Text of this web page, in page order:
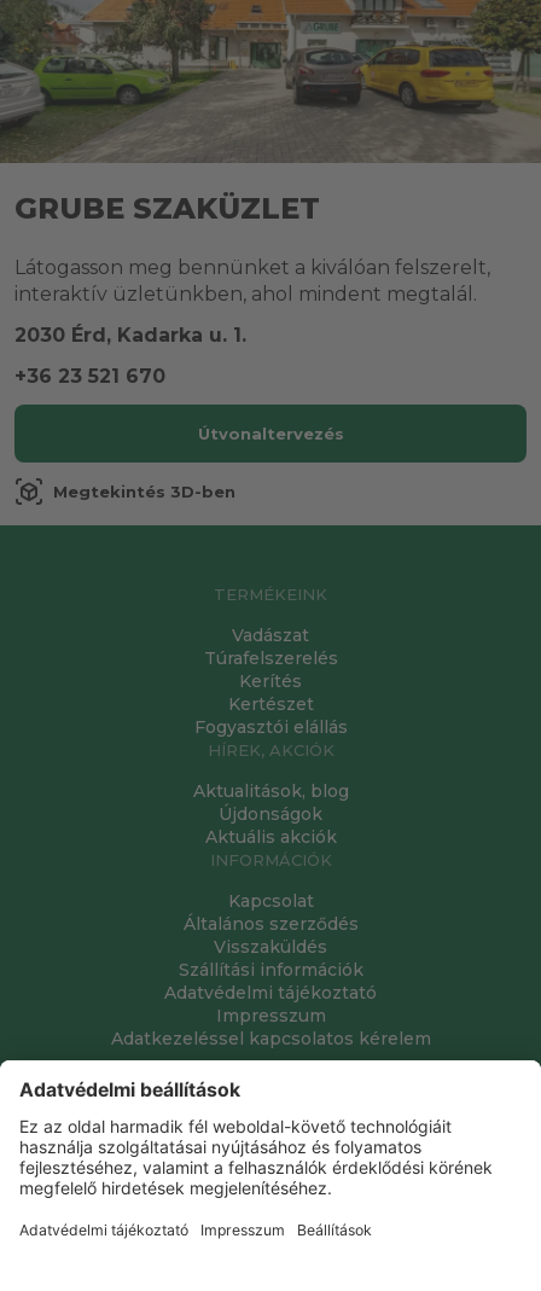
GRUBE SZAKÜZLET
Látogasson meg bennünket a kiválóan felszerelt,
interaktív üzletünkben, ahol mindent megtalál.
2030 Érd, Kadarka u. 1.
+36 23 521 670
Útvonaltervezés
view_in_ar Megtekintés 3D-ben
TERMÉKEINK
Vadászat
Túrafelszerelés
Kerítés
Kertészet
Fogyasztói elállás
HÍREK, AKCIÓK
Aktualitások, blog
Újdonságok
Aktuális akciók
INFORMÁCIÓK
Kapcsolat
Általános szerződés
Visszaküldés
Szállítási információk
Adatvédelmi tájékoztató
Impresszum
Adatkezeléssel kapcsolatos kérelem